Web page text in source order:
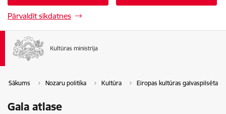
Pārvaldīt sīkdatnes
Sākums Nozaru politika Kultūra Eiropas kultūras galvaspilsēta
Gala atlase